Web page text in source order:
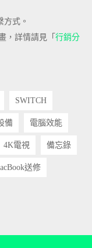
方式。
，詳情請見「 行銷分
SWITCH
備 電腦效能
4K電視 備忘錄
送修